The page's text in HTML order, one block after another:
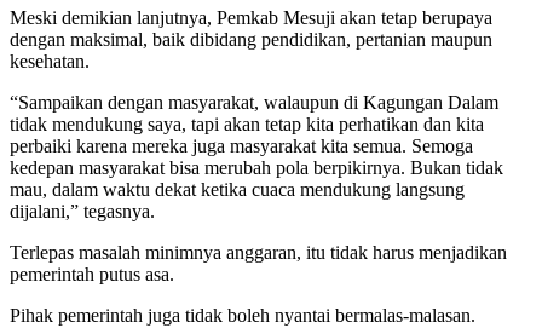
Meski demikian lanjutnya, Pemkab Mesuji akan tetap berupaya
dengan maksimal, baik dibidang pendidikan, pertanian maupun
kesehatan.
“Sampaikan dengan masyarakat, walaupun di Kagungan Dalam
tidak mendukung saya, tapi akan tetap kita perhatikan dan kita
perbaiki karena mereka juga masyarakat kita semua. Semoga
kedepan masyarakat bisa merubah pola berpikirnya. Bukan tidak
mau, dalam waktu dekat ketika cuaca mendukung langsung
dijalani,” tegasnya.
Terlepas masalah minimnya anggaran, itu tidak harus menjadikan
pemerintah putus asa.
Pihak pemerintah juga tidak boleh nyantai bermalas-malasan.